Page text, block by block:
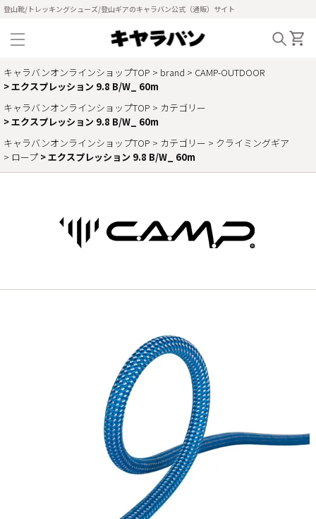
登山靴/トレッキングシューズ/登山ギアのキャラバン公式（通販）サイト
キャラバンオンラインショップTOP brand
CAMP-OUTDOOR
エクスプレッション 9.8 B/W_ 60m
キャラバンオンラインショップTOP
カテゴリー
エクスプレッション 9.8 B/W_ 60m
キャラバンオンラインショップTOP
カテゴリー
クライミングギア
ロープ
エクスプレッション 9.8 B/W_ 60m